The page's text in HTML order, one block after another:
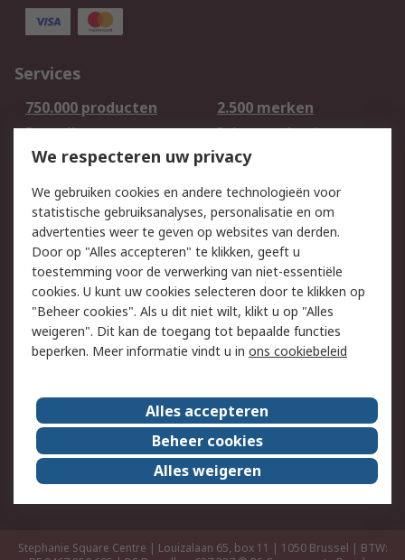
Services
750.000 producten
2.500 merken
Bestellen
Inkoopoplossingen
Retouren
Technisch advies
Track & Trace
Wettelijk
Cookiebeleid
Email veiligheid
Privacybeleid -
Bijgewerkt
Websitevoorwaarden
Algemene
verkoopvoorwaarden
Over RS
RS Group
Over ons
RS wereldwijd
Werken bij RS
ESG
Stephanie Square Centre | Louizalaan 65, box 11 | 1050 Brussel | BTW:
We respecteren uw privacy
We gebruiken cookies en andere technologieën voor
statistische gebruiksanalyses, personalisatie en om
advertenties weer te geven op websites van derden.
Door op "Alles accepteren" te klikken, geeft u
toestemming voor de verwerking van niet-essentiële
cookies. U kunt uw cookies selecteren door te klikken op
"Beheer cookies". Als u dit niet wilt, klikt u op "Alles
weigeren". Dit kan de toegang tot bepaalde functies
beperken. Meer informatie vindt u in ons cookiebeleid
Alles accepteren
Beheer cookies
Alles weigeren